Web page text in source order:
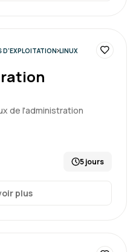
D'EXPLOITATION LINUX
de l'administration
5 jours
plus